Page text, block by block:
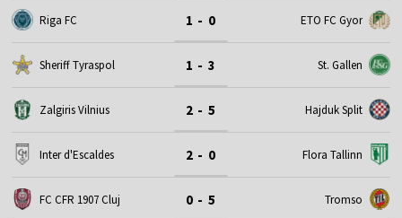
Riga FC 1 - 0 ETO FC Gyor
Sheriff Tyraspol 1 - 3 St. Gallen
Zalgiris Vilnius 2 - 5 Hajduk Split
Inter d'Escaldes 2 - 0 Flora Tallinn
FC CFR 1907 Cluj 0 - 5 Tromso